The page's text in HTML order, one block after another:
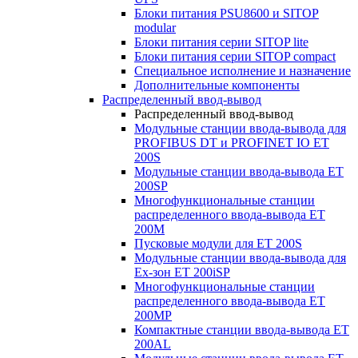
Блоки питания PSU8600 и SITOP
modular
Блоки питания серии SITOP lite
Блоки питания серии SITOP compact
Специальное исполнение и назначение
Дополнительные компоненты
Распределенный ввод-вывод
Распределенный ввод-вывод
Модульные станции ввода-вывода для
PROFIBUS DT и PROFINET IO ET
200S
Модульные станции ввода-вывода ET
200SP
Многофункциональные станции
распределенного ввода-вывода ET
200M
Пусковые модули для ET 200S
Модульные станции ввода-вывода для
Ex-зон ET 200iSP
Многофункциональные станции
распределенного ввода-вывода ET
200MP
Компактные станции ввода-вывода ET
200AL